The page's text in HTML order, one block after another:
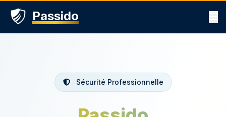
Passido
Sécurité Professionnelle